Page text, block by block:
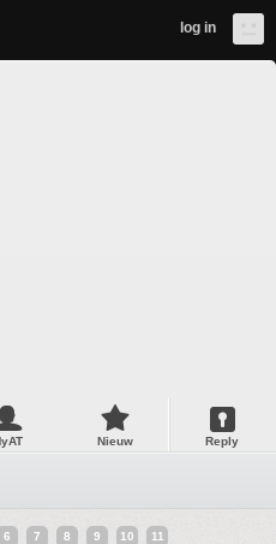
log in
Nieuw Reply
6 7 8 9 10 11